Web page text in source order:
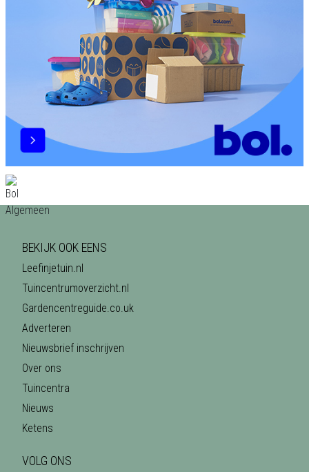
BEKIJK OOK EENS
Leefinjetuin.nl
Tuincentrumoverzicht.nl
Gardencentreguide.co.uk
Adverteren
Nieuwsbrief inschrijven
Over ons
Tuincentra
Nieuws
Ketens
VOLG ONS